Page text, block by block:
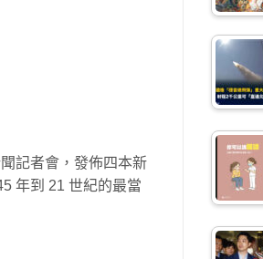
記者會，發佈四本新
年到 21 世紀的最當